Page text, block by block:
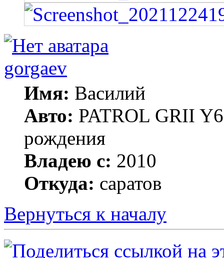
gorgaev
Имя: Василий
Авто: PATROL GRII
рождения
Владею с: 2010
Откуда: саратов
Вернуться к началу